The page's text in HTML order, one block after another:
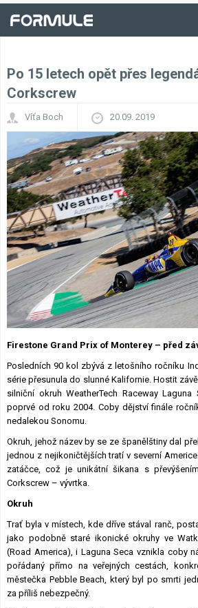
Po 15 letech opět přes
Corkscrew
Víťa Boch 20.09. 2019
Firestone Grand Prix of Monterey – před
Posledních 90 kol zbývá z letošního ročníku
série přesunula do slunné Kalifornie. Hostit
silniční okruh WeatherTech Raceway
poprvé od roku 2004. Coby dějství finále
nedalekou Sonomu.
Okruh, jehož název by se ze španělštiny dal
jednou z nejikoničtějších tratí v severní
zatáčce, což je unikátní šikana s
Corkscrew – vývrtka.
Okruh
Trať byla v místech, kde dříve stával ranč,
jako podobně staré ikonické okruhy ve
(Road America), i Laguna Seca vznikla coby
pořádaný přímo na veřejných cestách,
městečka Pebble Beach, který byl po smrti
za příliš nebezpečný.